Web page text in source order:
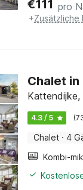
€111 pro
+Zusätzliche
Chalet
4.3 / 5
Chalet · 4